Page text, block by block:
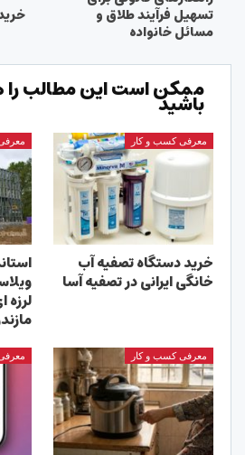
تسهیل فرآیند طلاق و
مسائل خانواده
ممکن است این مطالب
باشید
معرفی کسب و کار
خرید دستگاه تصفیه آب
خانگی ایرانی در تصفیه آسا
معرفی کسب و کار